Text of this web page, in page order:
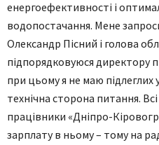
енергоефективності і
водопостачання. Мене
Олександр Пісний і голова
підпорядковуюся директору
при цьому я не маю підлеглих
технічна сторона питання.
працівники «Дніпро-
зарплату в ньому – тому на